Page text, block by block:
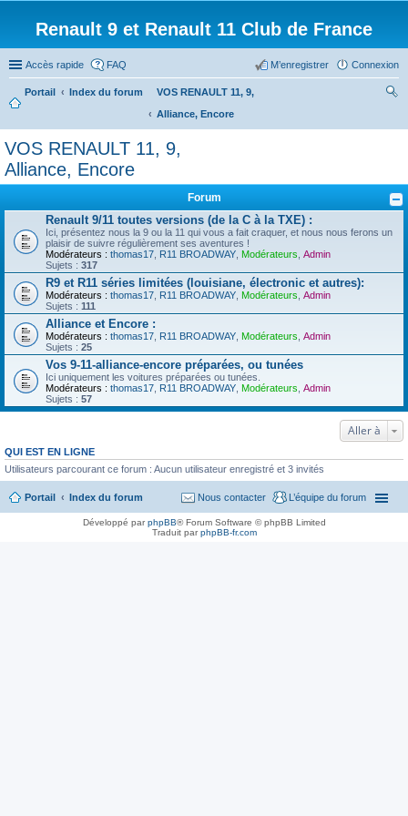
Renault 9 et Renault 11 Club de France
Accès rapide FAQ Connexion
M’enregistrer
Portail Index du forum
VOS RENAULT 11, 9,
Alliance, Encore
VOS RENAULT 11, 9,
Alliance, Encore
Forum
Renault 9/11 toutes versions (de la C à la TXE) :
Ici, présentez nous la 9 ou la 11 qui vous a fait craquer, et nous nous ferons un
plaisir de suivre régulièrement ses aventures !
Modérateurs : thomas17 R11 BROADWAY Modérateurs Admin
Sujets : 317
R9 et R11 séries limitées (louisiane, électronic et autres):
Modérateurs : thomas17 R11 BROADWAY Modérateurs Admin
Sujets : 111
Alliance et Encore :
Modérateurs : thomas17 R11 BROADWAY Modérateurs Admin
Sujets : 25
Vos 9-11-alliance-encore préparées, ou tunées
Ici uniquement les voitures préparées ou tunées.
Modérateurs : thomas17 R11 BROADWAY Modérateurs Admin
Sujets : 57
Aller à
QUI EST EN LIGNE
Utilisateurs parcourant ce forum : Aucun utilisateur enregistré et 3 invités
Portail Index du forum L’équipe du forum
Nous contacter
Développé parphpBB® Forum Software © phpBB Limited
Traduit parphpBB-fr.com